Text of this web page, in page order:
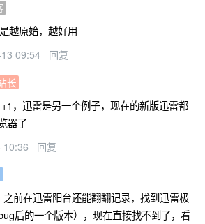
越原始，越好用
09:54 回复
长
+1，迅雷是另一个例子，现在的新版迅雷都
器了
10:36 回复
之前在迅雷阳台还能翻翻记录，找到迅雷极
后的一个版本），现在直接找不到了，看